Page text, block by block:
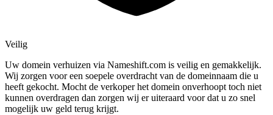
Veilig
Uw domein verhuizen via Nameshift.com is veilig en gemakkelijk.
Wij zorgen voor een soepele overdracht van de domeinnaam die u
heeft gekocht. Mocht de verkoper het domein onverhoopt toch niet
kunnen overdragen dan zorgen wij er uiteraard voor dat u zo snel
mogelijk uw geld terug krijgt.